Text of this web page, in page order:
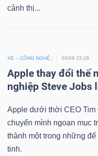
cảnh thị...
XE – CÔNG NGHỆ 03/08 15:28
Apple thay đổi thế
nghiệp Steve Jobs
Apple dưới thời CEO Tim
chuyển mình ngoạn mục
thành một trong những
tinh.
Thuật
Dịch
vụ
Đào
tạo